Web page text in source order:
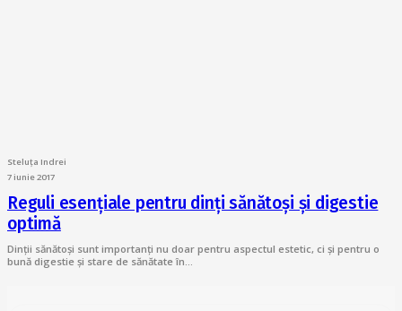
Steluța Indrei
7 iunie 2017
Reguli esențiale pentru dinți sănătoși și digestie
optimă
Dinții sănătoși sunt importanți nu doar pentru aspectul estetic, ci și pentru o
bună digestie și stare de sănătate în…